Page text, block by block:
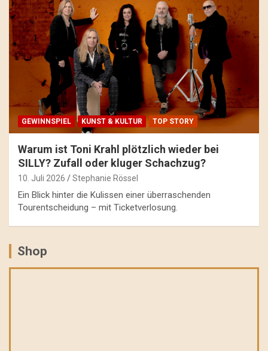
GEWINNSPIEL KUNST & KULTUR TOP STORY
Warum ist Toni Krahl plötzlich wieder bei
SILLY? Zufall oder kluger Schachzug?
10. Juli 2026 Stephanie Rössel
Ein Blick hinter die Kulissen einer überraschenden
Tourentscheidung – mit Ticketverlosung.
Shop